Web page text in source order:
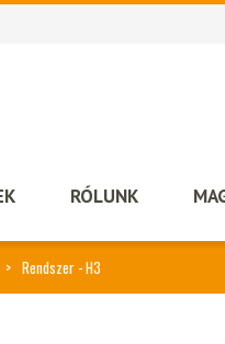
RÓLUNK
Rendszer - H3